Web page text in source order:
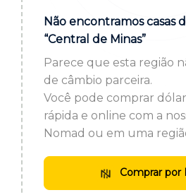
ou cadastre-se se ainda não tem registro:
CADASTRE-
Não encontramos casas
“Central de Minas”
Parece que esta região
de câmbio parceira.
Você pode comprar
rápida e online com a
Nomad ou em uma
Comprar por